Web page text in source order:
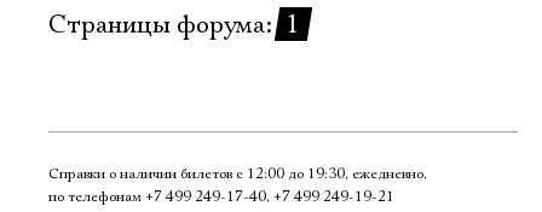
Страницы форума: 1
Справки о наличии билетов с 12:00 до 19:30, ежедневно,
по телефонам +7 499 249‑17‑40, +7 499 249‑19‑21